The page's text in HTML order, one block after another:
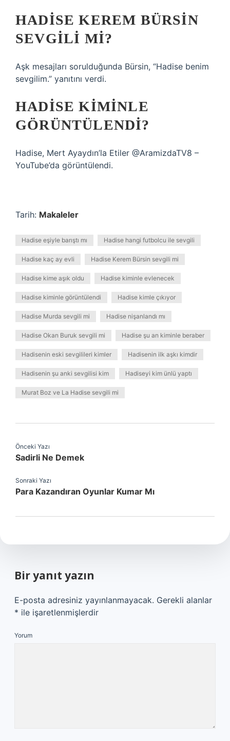
HADISE KEREM BÜRSIN
SEVGILI MI?
Aşk mesajları sorulduğunda Bürsin, “Hadise benim
sevgilim.” yanıtını verdi.
HADISE KIMINLE
GÖRÜNTÜLENDI?
Hadise, Mert Ayaydın’la Etiler @AramizdaTV8 –
YouTube’da görüntülendi.
Tarih: Makaleler
Hadise eşiyle barıştı mı Hadise hangi futbolcu ile sevgili
Hadise kaç ay evli Hadise Kerem Bürsin sevgili mi
Hadise kime aşık oldu Hadise kiminle evlenecek
Hadise kiminle görüntülendi Hadise kimle çıkıyor
Hadise Murda sevgili mi Hadise nişanlandı mı
Hadise Okan Buruk sevgili mi Hadise şu an kiminle beraber
Hadisenin eski sevgilileri kimler Hadisenin ilk aşkı kimdir
Hadisenin şu anki sevgilisi kim Hadiseyi kim ünlü yaptı
Murat Boz ve La Hadise sevgili mi
Önceki Yazı
Sadirli Ne Demek
Sonraki Yazı
Para Kazandıran Oyunlar Kumar Mı
Bir yanıt yazın
E-posta adresiniz yayınlanmayacak. Gerekli alanlar
* ile işaretlenmişlerdir
Yorum